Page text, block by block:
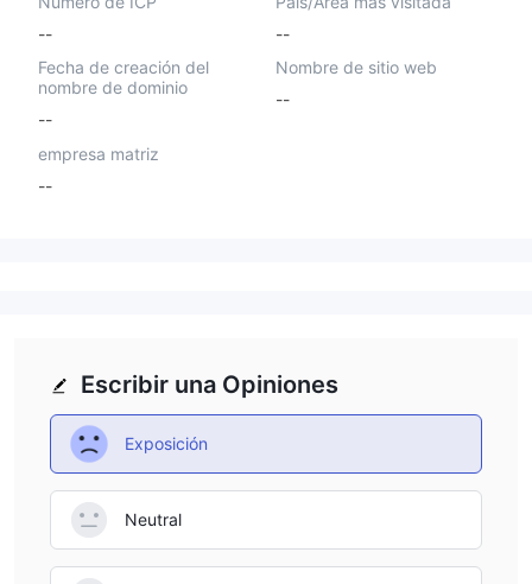
--
--
Fecha de creación del
nombre de dominio
--
Nombre de sitio web
--
empresa matriz
--
Escribir una Opiniones
Exposición
Neutral